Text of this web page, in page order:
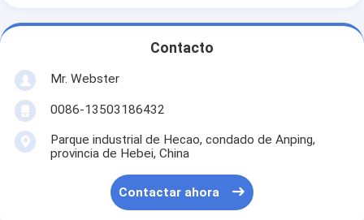
Contacto
Mr. Webster
0086-13503186432
Parque industrial de Hecao, condado de Anping,
provincia de Hebei, China
Contactar ahora